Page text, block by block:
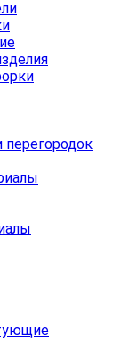
перегородок